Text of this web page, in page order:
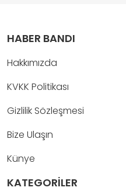
HABER BANDI
Hakkımızda
KVKK Politikası
Gizlilik Sözleşmesi
Bize Ulaşın
Künye
KATEGORİLER